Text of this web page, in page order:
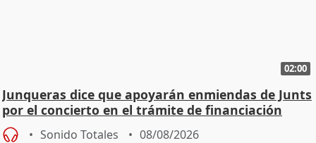
02:00
Junqueras dice que apoyarán enmiendas de Junts
por el concierto en el trámite de financiación
Sonido Totales 08/08/2026